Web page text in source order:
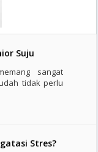
Suju
sangat
tidak perlu
Stres?